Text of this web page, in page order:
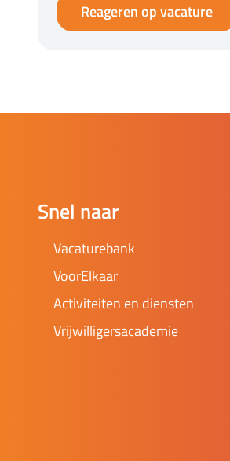
Reageren op vacature
Snel naar
Vacaturebank
VoorElkaar
Activiteiten en diensten
Vrijwilligersacademie